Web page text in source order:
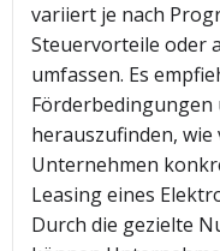
variiert je nach
Steuervorteile oder
umfassen. Es
herauszufinden,
Unternehmen
Leasing eines
Durch die gezielte